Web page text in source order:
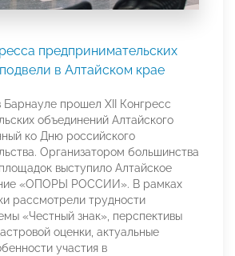
предпринимательских
в Алтайском крае
прошел XII Конгресс
объединений Алтайского
ко Дню российского
Организатором большинства
выступило Алтайское
«ОПОРЫ РОССИИ». В рамках
рассмотрели трудности
«Честный знак», перспективы
оценки, актуальные
участия в